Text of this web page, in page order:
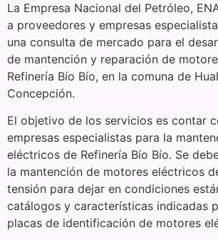
La Empresa Nacional del Petróleo,
a proveedores y empresas
una consulta de mercado para el
de mantención y reparación de
Refinería Bío Bío, en la comuna de
Concepción.
El objetivo de los servicios es contar
empresas especialistas para la
eléctricos de Refinería Bío Bío. Se
la mantención de motores eléctricos
tensión para dejar en condiciones
catálogos y características indicadas
placas de identificación de motores